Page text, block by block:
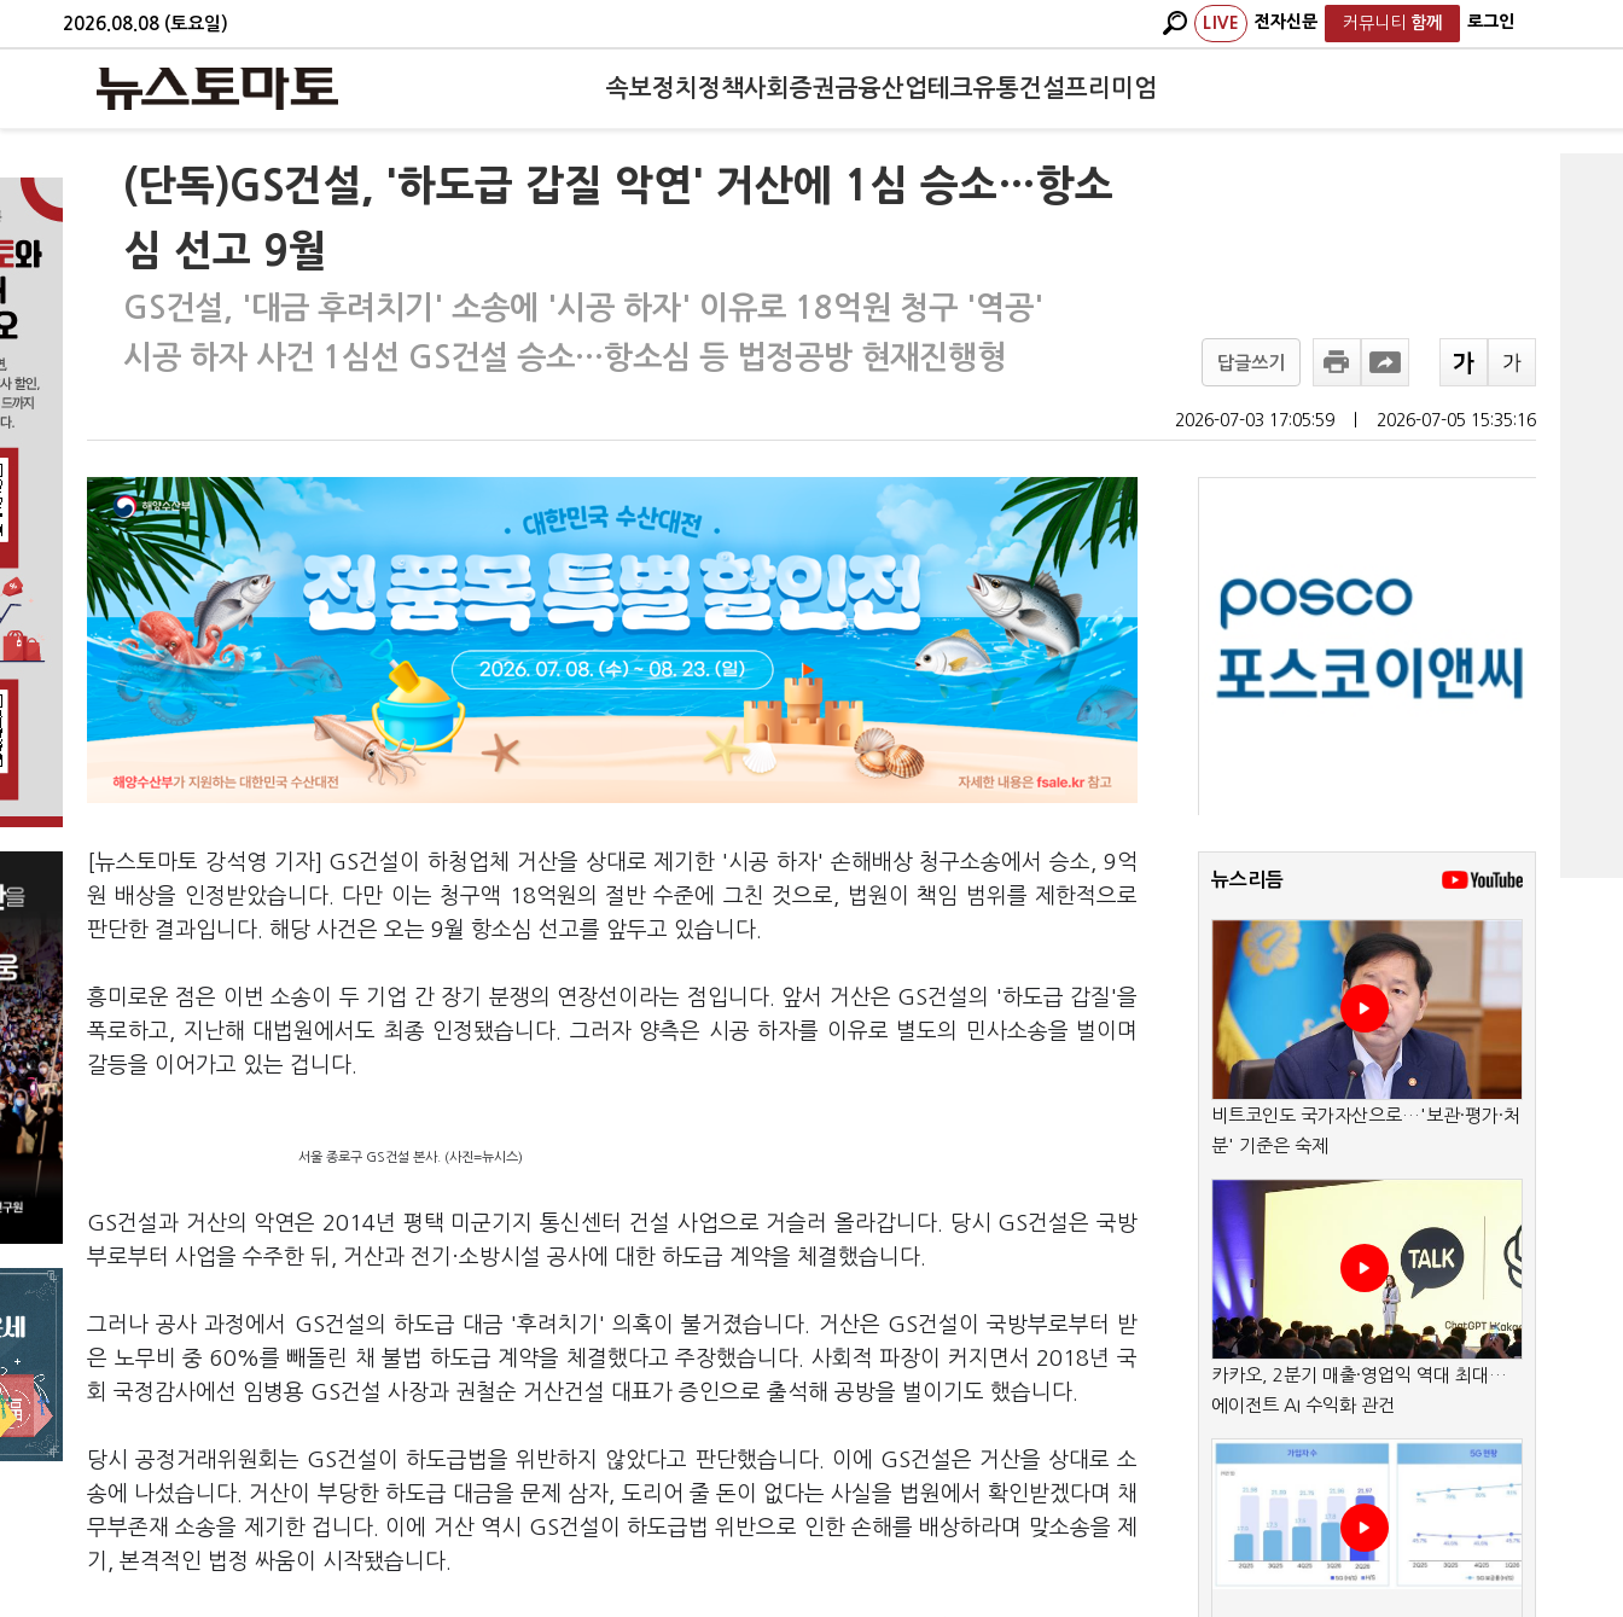
2026.08.08 (토요일) LIVE 전자신문 커뮤니티 함께 로그인
속보정치 정책사회 증권금융산업테크유통건설프리미엄
(단독)GS건설, '하도급 갑질 악연' 거산에 1심 승소…항소
심 선고 9월
GS건설, '대금 후려치기' 소송에 '시공 하자' 이유로 18억원 청구 '역공'
시공 하자 사건 1심선 GS건설 승소…항소심 등 법정공방 현재진행형
답글쓰기
2026-07-03 17:05:59 2026-07-05 15:35:16
[뉴스토마토 강석영 기자] GS건설이 하청업체 거산을 상대로 제기한 '시공 하자' 손해배상 청구소송에서 승소, 9억
원 배상을 인정받았습니다. 다만 이는 청구액 18억원의 절반 수준에 그친 것으로, 법원이 책임 범위를 제한적으로
판단한 결과입니다. 해당 사건은 오는 9월 항소심 선고를 앞두고 있습니다.
흥미로운 점은 이번 소송이 두 기업 간 장기 분쟁의 연장선이라는 점입니다. 앞서 거산은 GS건설의 '하도급 갑질'을
폭로하고, 지난해 대법원에서도 최종 인정됐습니다. 그러자 양측은 시공 하자를 이유로 별도의 민사소송을 벌이며
갈등을 이어가고 있는 겁니다.
서울 종로구 GS건설 본사. (사진=뉴시스)
GS건설과 거산의 악연은 2014년 평택 미군기지 통신센터 건설 사업으로 거슬러 올라갑니다. 당시 GS건설은 국방
부로부터 사업을 수주한 뒤, 거산과 전기·소방시설 공사에 대한 하도급 계약을 체결했습니다.
그러나 공사 과정에서 GS건설의 하도급 대금 '후려치기' 의혹이 불거졌습니다. 거산은 GS건설이 국방부로부터 받
은 노무비 중 60%를 빼돌린 채 불법 하도급 계약을 체결했다고 주장했습니다. 사회적 파장이 커지면서 2018년 국
회 국정감사에선 임병용 GS건설 사장과 권철순 거산건설 대표가 증인으로 출석해 공방을 벌이기도 했습니다.
당시 공정거래위원회는 GS건설이 하도급법을 위반하지 않았다고 판단했습니다. 이에 GS건설은 거산을 상대로 소
송에 나섰습니다. 거산이 부당한 하도급 대금을 문제 삼자, 도리어 줄 돈이 없다는 사실을 법원에서 확인받겠다며 채
무부존재 소송을 제기한 겁니다. 이에 거산 역시 GS건설이 하도급법 위반으로 인한 손해를 배상하라며 맞소송을 제
기, 본격적인 법정 싸움이 시작됐습니다.
뉴스리듬
비트코인도 국가자산으로…'보관·평가·처
분' 기준은 숙제
카카오, 2분기 매출·영업익 역대 최대…
에이전트 AI 수익화 관건